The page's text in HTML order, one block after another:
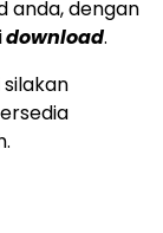
anda, dengan
download.